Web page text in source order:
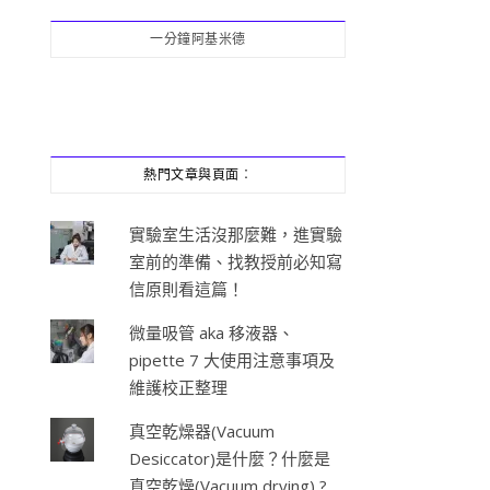
一分鐘阿基米德
熱門文章與頁面︰
實驗室生活沒那麼難，進實驗
室前的準備、找教授前必知寫
信原則看這篇！
微量吸管 aka 移液器、
pipette 7 大使用注意事項及
維護校正整理
真空乾燥器(Vacuum
Desiccator)是什麼？什麼是
真空乾燥(Vacuum drying) ?